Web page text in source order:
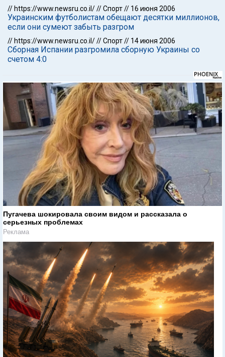
// https://www.newsru.co.il///Спорт// 16 июня 2006
Украинским футболистам обещают десятки миллионов,
если они сумеют забыть разгром
// https://www.newsru.co.il///Спорт// 14 июня 2006
Сборная Испании разгромила сборную Украины со
счетом 4:0
Пугачева шокировала своим видом и рассказала о
серьезных проблемах
Реклама